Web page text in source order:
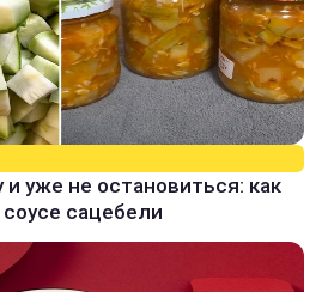
уже не остановиться: как
сацебели